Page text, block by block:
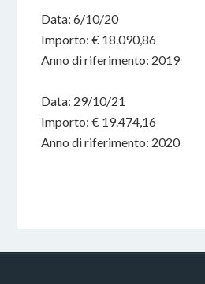
Data: 6/10/20
Importo: € 18.090,86
Anno di riferimento: 2019
Data: 29/10/21
Importo: € 19.474,16
Anno di riferimento: 2020